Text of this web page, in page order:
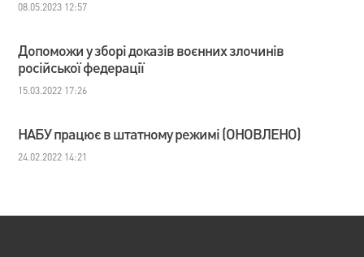
08.05.2023 12:57
Допоможи у зборі доказів воєнних злочинів
російської федерації
15.03.2022 17:26
НАБУ працює в штатному режимі (ОНОВЛЕНО)
24.02.2022 14:21